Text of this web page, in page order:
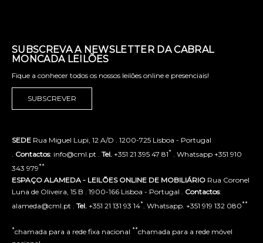
SUBSCREVA A NEWSLETTER DA CABRAL
MONCADA LEILÕES
Fique a conhecer todos os nossos leilões online e presenciais!
SUBSCREVER
SEDE Rua Miguel Lupi, 12 A/D . 1200-725 Lisboa - Portugal
Contactos: info@cml.pt . Tel. +351 21 395 47 81* . Whatsapp +351 910
343 979**
ESPAÇO ALAMEDA - LEILÕES ONLINE DE MOBILIÁRIO Rua Coronel
Luna de Oliveira, 15 B . 1900-166 Lisboa - Portugal . Contactos:
alameda@cml.pt . Tel. +351 21 131 93 14* . Whatsapp. +351 919 132 080**
*chamada para a rede fixa nacional **chamada para a rede móvel